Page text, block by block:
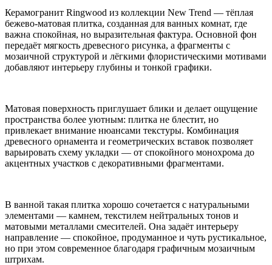
Керамогранит Ringwood из коллекции New Trend — тёплая
бежево-матовая плитка, созданная для ванных комнат, где
важна спокойная, но выразительная фактура. Основной фон
передаёт мягкость древесного рисунка, а фрагменты с
мозаичной структурой и лёгкими флористическими мотивами
добавляют интерьеру глубины и тонкой графики.
Матовая поверхность приглушает блики и делает ощущение
пространства более уютным: плитка не блестит, но
привлекает внимание нюансами текстуры. Комбинация
древесного орнамента и геометрических вставок позволяет
варьировать схему укладки — от спокойного монохрома до
акцентных участков с декоративными фрагментами.
В ванной такая плитка хорошо сочетается с натуральными
элементами — камнем, текстилем нейтральных тонов и
матовыми металлами смесителей. Она задаёт интерьеру
направление — спокойное, продуманное и чуть рустикальное,
но при этом современное благодаря графичным мозаичным
штрихам.